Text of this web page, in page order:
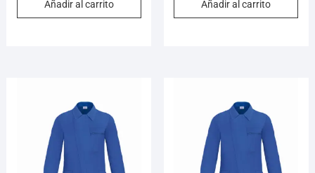
Añadir al carrito Añadir al carrito